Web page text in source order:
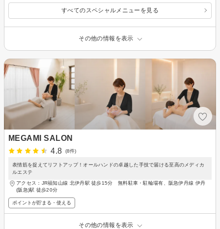
すべてのスペシャルメニューを見る
その他の情報を表示
MEGAMI SALON
4.8
(8件)
表情筋を捉えてリフトアップ！オールハンドの卓越した手技で届ける至高のメディカ
ルエステ
アクセス：JR福知山線 北伊丹駅 徒歩15分 無料駐車・駐輪場有、阪急伊丹線 伊丹
(阪急)駅 徒歩20分
ポイントが貯まる・使える
その他の情報を表示